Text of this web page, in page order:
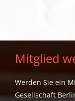
Mitglied
Werden Sie ein
Gesellschaft